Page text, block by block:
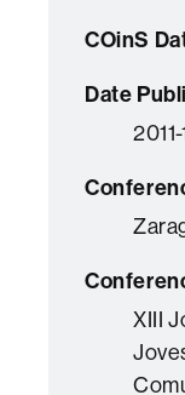
COinS
Date
XIII